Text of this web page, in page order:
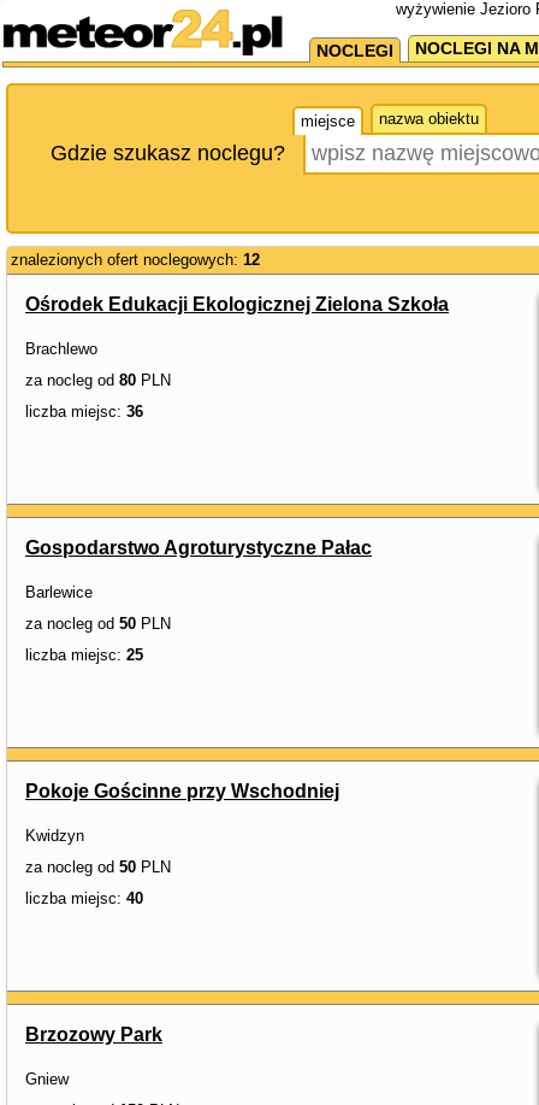
wyżywienie Jezioro
NOCLEGI NOCLEGI NA
miejsce nazwa obiektu
Gdzie szukasz noclegu?
znalezionych ofert noclegowych: 12
Ośrodek Edukacji Ekologicznej Zielona Szkoła
Brachlewo
za nocleg od 80 PLN
liczba miejsc: 36
Gospodarstwo Agroturystyczne Pałac
Barlewice
za nocleg od 50 PLN
liczba miejsc: 25
Pokoje Gościnne przy Wschodniej
Kwidzyn
za nocleg od 50 PLN
liczba miejsc: 40
Brzozowy Park
Gniew